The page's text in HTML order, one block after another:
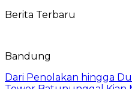
Berita Terbaru
Bandung
Dari Penolakan hingga